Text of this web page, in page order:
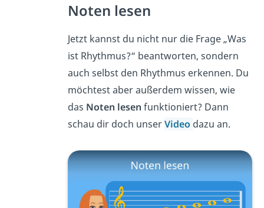
Noten lesen
Jetzt kannst du nicht nur die Frage „Was
ist Rhythmus?“ beantworten, sondern
auch selbst den Rhythmus erkennen. Du
möchtest aber außerdem wissen, wie
das Noten lesen funktioniert? Dann
schau dir doch unserVideo dazu an.